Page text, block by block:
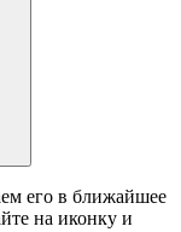
его в ближайшее
на иконку и